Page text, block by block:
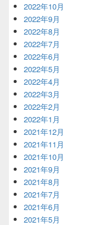
2022年10月
2022年9月
2022年8月
2022年7月
2022年6月
2022年5月
2022年4月
2022年3月
2022年2月
2022年1月
2021年12月
2021年11月
2021年10月
2021年9月
2021年8月
2021年7月
2021年6月
2021年5月